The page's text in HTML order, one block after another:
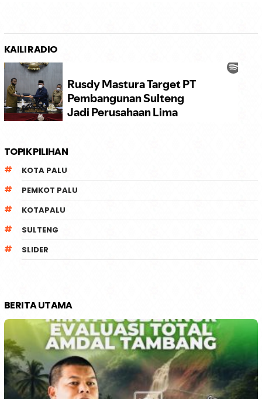
KAILI RADIO
TOPIK PILIHAN
KOTA PALU
PEMKOT PALU
KOTAPALU
SULTENG
SLIDER
BERITA UTAMA